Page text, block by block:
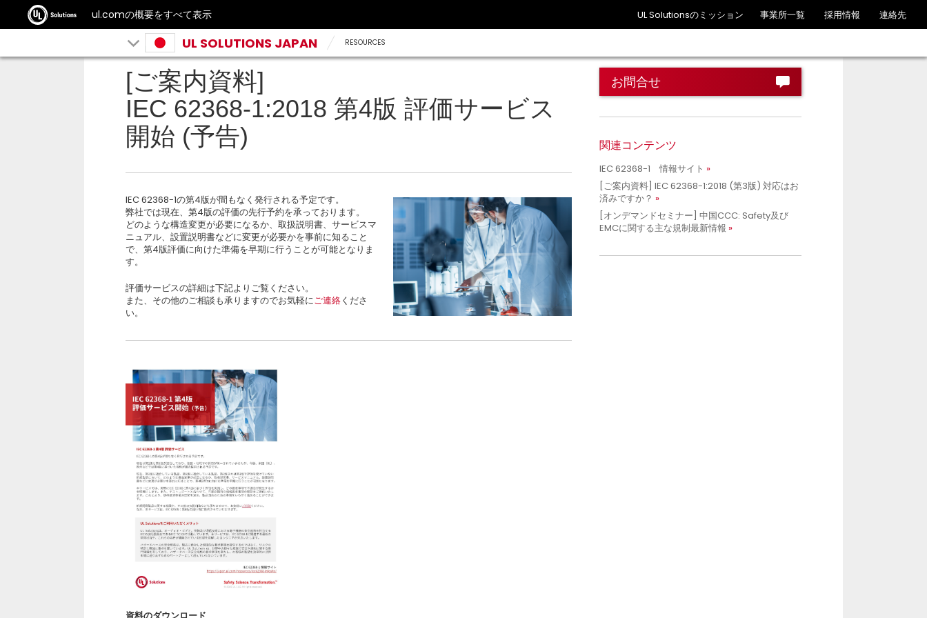
ul.comの概要をすべて表示 UL Solutionsのミッション 事業所一覧 採用情報 連絡先
UL SOLUTIONS JAPAN RESOURCES
[ご案内資料]
IEC 62368-1:2018 第4版 評価サービス
開始 (予告)
IEC 62368-1の第4版が間もなく発行される予定です。
弊社では現在、第4版の評価の先行予約を承っております。
どのような構造変更が必要になるか、取扱説明書、サービスマ
ニュアル、設置説明書などに変更が必要かを事前に知ること
で、第4版評価に向けた準備を早期に行うことが可能となりま
す。
評価サービスの詳細は下記よりご覧ください。
また、その他のご相談も承りますのでお気軽にご連絡くださ
い。
お問合せ
関連コンテンツ
IEC 62368-1 情報サイト
[ご案内資料] IEC 62368-1:2018 (第3版) 対応はお
済みですか？
[オンデマンドセミナー] 中国CCC: Safety及び
EMCに関する主な規制最新情報